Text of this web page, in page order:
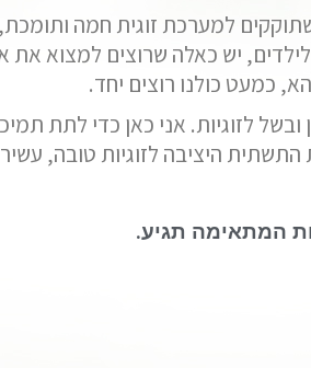
למערכת זוגית חמה
יש כאלה שרוצים למצוא
כמעט כולנו רוצים יחד.
לזוגיות. אני כאן כדי לתת
התשתית היציבה לזוגיות טובה,
המתאימה תגיע.